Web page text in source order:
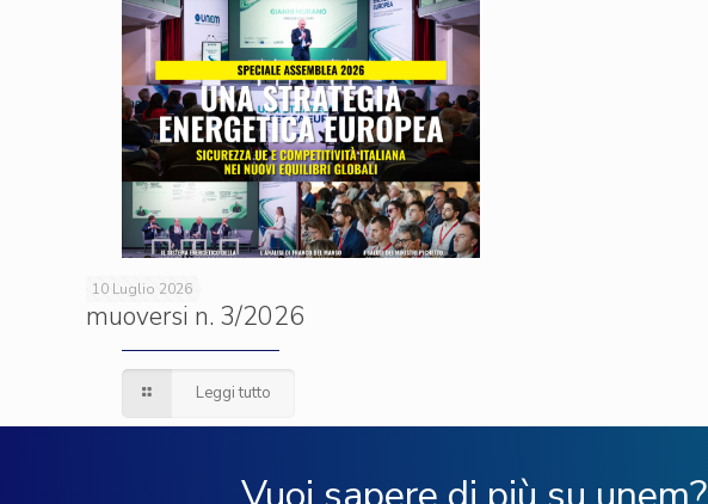
10 Luglio 2026
muoversi n. 3/2026
Leggi tutto